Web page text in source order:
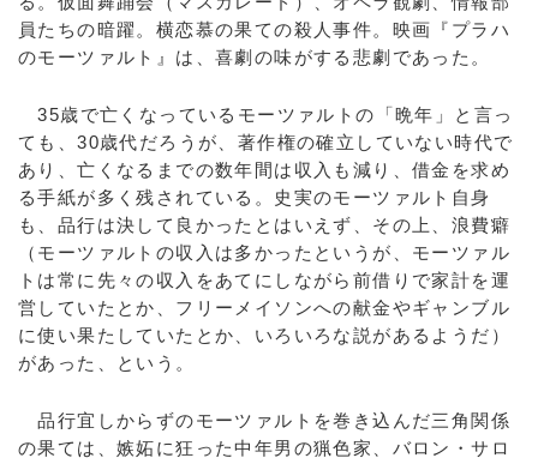
員たちの暗躍。横恋慕の果ての殺人事件。映画『プラハ
のモーツァルト』は、喜劇の味がする悲劇であった。
35歳で亡くなっているモーツァルトの「晩年」と言っ
ても、30歳代だろうが、著作権の確立していない時代で
あり、亡くなるまでの数年間は収入も減り、借金を求め
る手紙が多く残されている。史実のモーツァルト自身
も、品行は決して良かったとはいえず、その上、浪費癖
（モーツァルトの収入は多かったというが、モーツァル
トは常に先々の収入をあてにしながら前借りで家計を運
営していたとか、フリーメイソンへの献金やギャンブル
に使い果たしていたとか、いろいろな説があるようだ）
があった、という。
品行宜しからずのモーツァルトを巻き込んだ三角関係
の果ては、嫉妬に狂った中年男の猟色家、バロン・サロ